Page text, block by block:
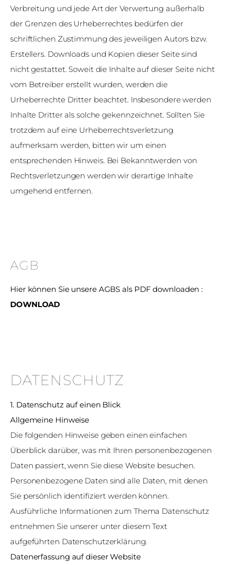
Verbreitung und jede Art der Verwertung außerhalb
der Grenzen des Urheberrechtes bedürfen der
schriftlichen Zustimmung des jeweiligen Autors bzw.
Erstellers. Downloads und Kopien dieser Seite sind
nicht gestattet. Soweit die Inhalte auf dieser Seite nicht
vom Betreiber erstellt wurden, werden die
Urheberrechte Dritter beachtet. Insbesondere werden
Inhalte Dritter als solche gekennzeichnet. Sollten Sie
trotzdem auf eine Urheberrechtsverletzung
aufmerksam werden, bitten wir um einen
entsprechenden Hinweis. Bei Bekanntwerden von
Rechtsverletzungen werden wir derartige Inhalte
umgehend entfernen.
AGB
Hier können Sie unsere AGBS als PDF downloaden :
DOWNLOAD
DATENSCHUTZ
1. Datenschutz auf einen Blick
Allgemeine Hinweise
Die folgenden Hinweise geben einen einfachen
Überblick darüber, was mit Ihren personenbezogenen
Daten passiert, wenn Sie diese Website besuchen.
Personenbezogene Daten sind alle Daten, mit denen
Sie persönlich identifiziert werden können.
Ausführliche Informationen zum Thema Datenschutz
entnehmen Sie unserer unter diesem Text
aufgeführten Datenschutzerklärung.
Datenerfassung auf dieser Website